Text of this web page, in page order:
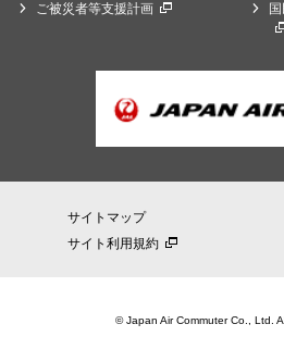
ご被災者等支援計画
サイトマップ
サイト利用規約
© Japan Air Commuter Co., Ltd.